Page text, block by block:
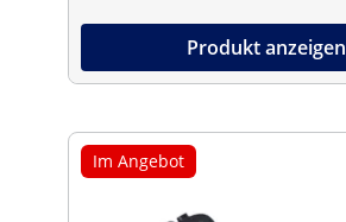
Produkt anzeigen
Im Angebot